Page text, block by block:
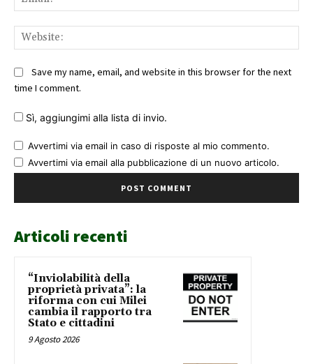
Save my name, email, and website in this browser for the next
time I comment.
Sì, aggiungimi alla lista di invio.
Avvertimi via email in caso di risposte al mio commento.
Avvertimi via email alla pubblicazione di un nuovo articolo.
Articoli recenti
“Inviolabilità della
proprietà privata”: la
riforma con cui Milei
cambia il rapporto tra
Stato e cittadini
9 Agosto 2026